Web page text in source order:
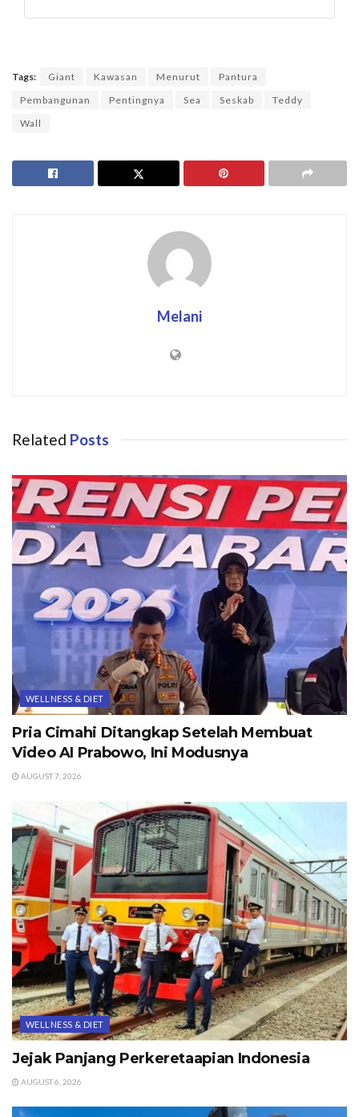
Tags: Giant Kawasan Menurut
Pantura
Pembangunan
Pentingnya Sea Seskab
Teddy
Wall
Melani
Related Posts
WELLNESS & DIET
Pria Cimahi Ditangkap Setelah Membuat
Video AI Prabowo, Ini Modusnya
AUGUST 7, 2026
WELLNESS & DIET
Jejak Panjang Perkeretaapian Indonesia
AUGUST 6, 2026